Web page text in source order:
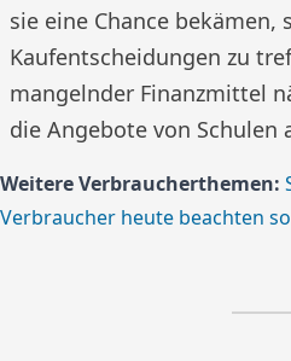
sie eine Chance
Kaufentscheidungen zu
mangelnder Finanzmittel
die Angebote von Schulen
Weitere Verbraucherthemen:
Verbraucher heute beachten